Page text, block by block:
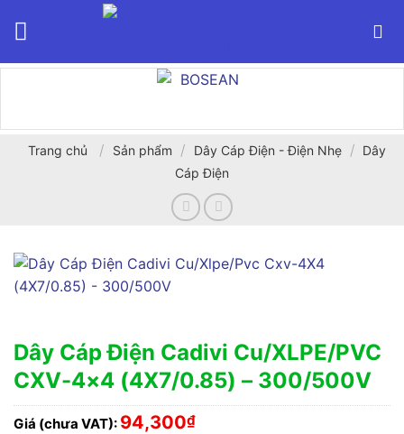
Trang chủ / Sản phẩm / Dây Cáp Điện - Điện Nhẹ / Dây
Cáp Điện
Dây Cáp Điện Cadivi Cu/XLPE/PVC
CXV-4×4 (4X7/0.85) – 300/500V
Giá (chưa VAT): 94,300₫